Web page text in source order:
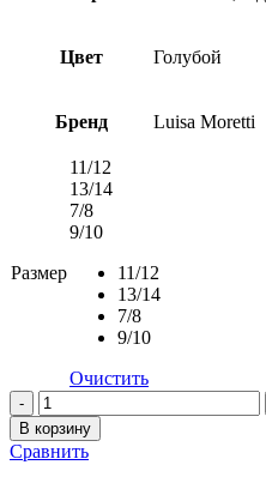
Цвет Голубой
Бренд Luisa Moretti
Размер
11/12
13/14
7/8
9/10
11/12
13/14
7/8
9/10
Очистить
Количество
товара
Махровый
Халат
В корзину
Сравнить